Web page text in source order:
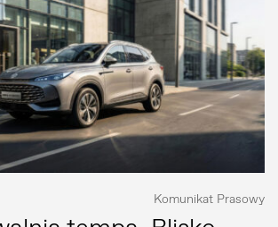
Komunikat Prasowy